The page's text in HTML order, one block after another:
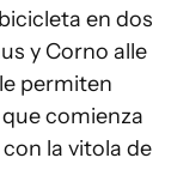
en dos
y Corno alle
permiten
comienza
la vitola de